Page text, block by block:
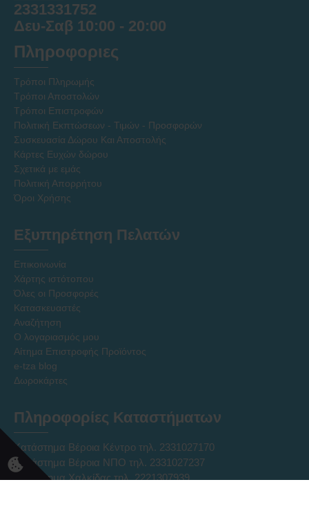
2331331752
Δευ-Σαβ 10:00 - 20:00
Πληροφοριες
Τρόποι Πληρωμής
Τρόποι Αποστολών
Τρόποι Επιστροφών
Πολιτική Εκπτώσεων - Τιμών - Προσφορών
Συσκευασία Δώρου Και Αποστολής
Κάρτες Ευχών δώρου
Σχετικά με εμάς
Πολιτική Απορρήτου
Όροι Χρήσης
Εξυπηρέτηση Πελατών
Επικοινωνία
Χάρτης ιστότοπου
Όλες οι Προσφορές
Κατασκευαστές
Αναζήτηση
Ο λογαριασμός μου
Αίτημα Επιστροφής Προϊόντος
e-tza blog
Δωροκάρτες
Πληροφορίες Καταστήματων
Κατάστημα Βέροια Κέντρο τηλ. 2331027170
Κατάστημα Βέροια ΝΠΟ τηλ. 2331027237
Κατάστημα Χαλκίδας τηλ. 2221307939